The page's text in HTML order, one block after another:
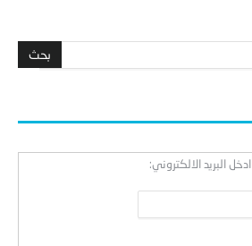
ادخل البريد الالكتروني: